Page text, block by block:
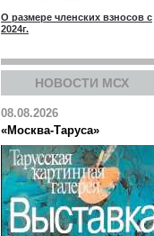
О размере членских взносов с
2024г.
НОВОСТИ МСХ
08.08.2026
«Москва-Таруса»